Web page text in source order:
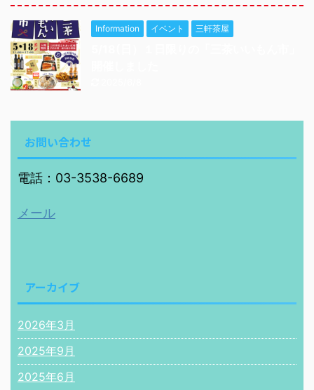
Information イベント 三軒茶屋
お問い合わせ
電話：03-3538-6689
メール
アーカイブ
2026年3月
2025年9月
2025年6月